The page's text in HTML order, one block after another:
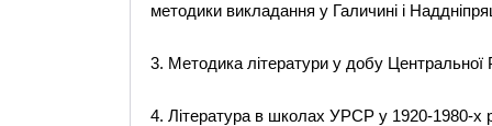
методики викладання у Галичині і
3. Методика літератури у добу
4. Література в школах УРСР у 1920-1980-х